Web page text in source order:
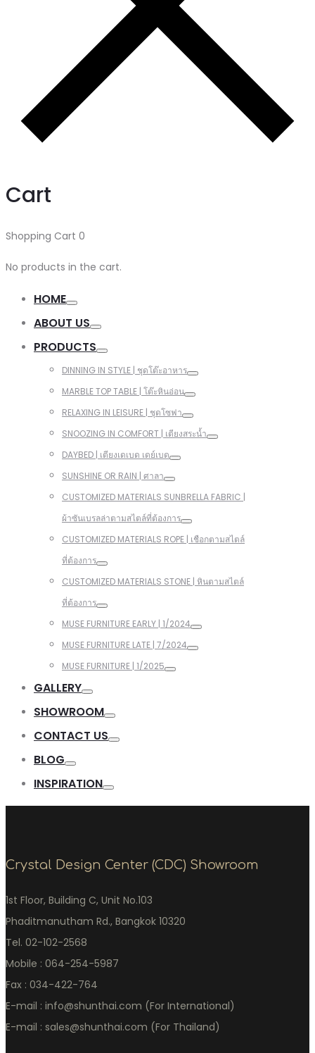
Cart
Shopping Cart 0
No products in the cart.
HOME
ABOUT US
PRODUCTS
DINNING IN STYLE | ชุดโต๊ะอาหาร
MARBLE TOP TABLE | โต๊ะหินอ่อน
RELAXING IN LEISURE | ชุดโซฟา
SNOOZING IN COMFORT | เตียงสระน้ำ
DAYBED | เตียงเดเบด เดย์เบด
SUNSHINE OR RAIN | ศาลา
CUSTOMIZED MATERIALS SUNBRELLA FABRIC |
ผ้าซันเบรลล่าตามสไตล์ที่ต้องการ
CUSTOMIZED MATERIALS ROPE | เชือกตามสไตล์
ที่ต้องการ
CUSTOMIZED MATERIALS STONE | หินตามสไตล์
ที่ต้องการ
MUSE FURNITURE EARLY | 1/2024
MUSE FURNITURE LATE | 7/2024
MUSE FURNITURE | 1/2025
GALLERY
SHOWROOM
CONTACT US
BLOG
INSPIRATION
Crystal Design Center (CDC) Showroom
1st Floor, Building C, Unit No.103
Phaditmanutham Rd., Bangkok 10320
Tel. 02-102-2568
Mobile : 064-254-5987
Fax : 034-422-764
E-mail : info@shunthai.com (For International)
E-mail : sales@shunthai.com (For Thailand)